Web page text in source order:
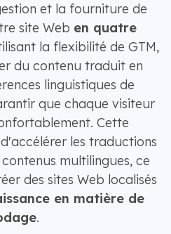
et la fourniture de
site Web en quatre
la flexibilité de GTM,
du contenu traduit en
linguistiques de
que chaque visiteur
Cette
les traductions
multilingues, ce
des sites Web localisés
en matière de
.